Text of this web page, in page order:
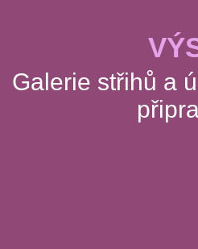
Galerie střihů a